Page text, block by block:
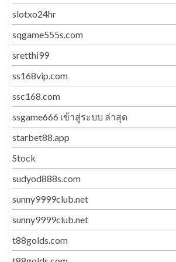
slotxo24hr
sqgame555s.com
sretthi99
ss168vip.com
ssc168.com
ssgame666 เข้าสู่ระบบ ล่าสุด
starbet88.app
Stock
sudyod888s.com
sunny9999club.net
sunny9999club.net
t88golds.com